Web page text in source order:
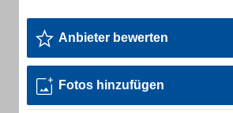
Anbieter bewerten
Fotos hinzufügen